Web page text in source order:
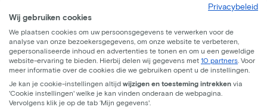
dat kan, vast aan een vast voorwerp zoals een boom,
lantaarnpaal, fietsenrek of een vast voorwerp in een afgesloten
ruimte.
Artikel 9 - De Leasefiets is niet verzekerd:
* als schade is ontstaan en/of verergerd door schuld, met
Privacybeleid
Wij gebruiken cookies
We plaatsen cookies om uw persoonsgegevens te verwerken voor de
analyse van onze bezoekersgegevens, om onze website te verbeteren,
gepersonaliseerde inhoud en advertenties te tonen en om u een geweldige
website-ervaring te bieden. Hierbij delen wij gegevens met 10 partners . Voor
meer informatie over de cookies die we gebruiken opent u de instellingen.
Je kan je cookie-instellingen altijd wijzigen en toesteming intrekken via
'Cookie instellingen' welke je kan vinden onderaan de webpagina.
Vervolgens klik je op de tab ‘Mijn gegevens'.